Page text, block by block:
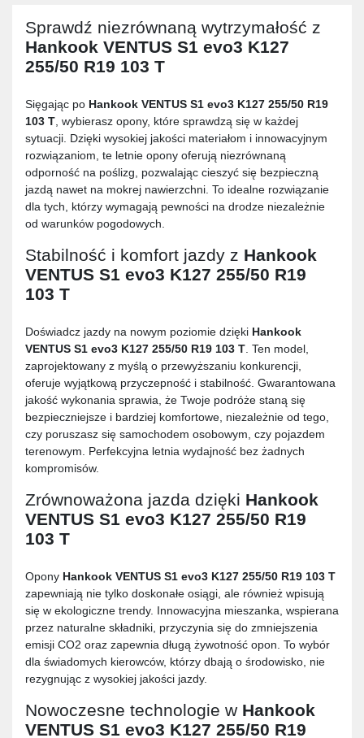
Sprawdź niezrównaną wytrzymałość z
Hankook VENTUS S1 evo3 K127
255/50 R19 103 T
Sięgając po Hankook VENTUS S1 evo3 K127 255/50 R19
103 T, wybierasz opony, które sprawdzą się w każdej
sytuacji. Dzięki wysokiej jakości materiałom i innowacyjnym
rozwiązaniom, te letnie opony oferują niezrównaną
odporność na poślizg, pozwalając cieszyć się bezpieczną
jazdą nawet na mokrej nawierzchni. To idealne rozwiązanie
dla tych, którzy wymagają pewności na drodze niezależnie
od warunków pogodowych.
Stabilność i komfort jazdy z Hankook
VENTUS S1 evo3 K127 255/50 R19
103 T
Doświadcz jazdy na nowym poziomie dzięki Hankook
VENTUS S1 evo3 K127 255/50 R19 103 T. Ten model,
zaprojektowany z myślą o przewyższaniu konkurencji,
oferuje wyjątkową przyczepność i stabilność. Gwarantowana
jakość wykonania sprawia, że Twoje podróże staną się
bezpieczniejsze i bardziej komfortowe, niezależnie od tego,
czy poruszasz się samochodem osobowym, czy pojazdem
terenowym. Perfekcyjna letnia wydajność bez żadnych
kompromisów.
Zrównoważona jazda dzięki Hankook
VENTUS S1 evo3 K127 255/50 R19
103 T
Opony Hankook VENTUS S1 evo3 K127 255/50 R19 103 T
zapewniają nie tylko doskonałe osiągi, ale również wpisują
się w ekologiczne trendy. Innowacyjna mieszanka, wspierana
przez naturalne składniki, przyczynia się do zmniejszenia
emisji CO2 oraz zapewnia długą żywotność opon. To wybór
dla świadomych kierowców, którzy dbają o środowisko, nie
rezygnując z wysokiej jakości jazdy.
Nowoczesne technologie w Hankook
VENTUS S1 evo3 K127 255/50 R19